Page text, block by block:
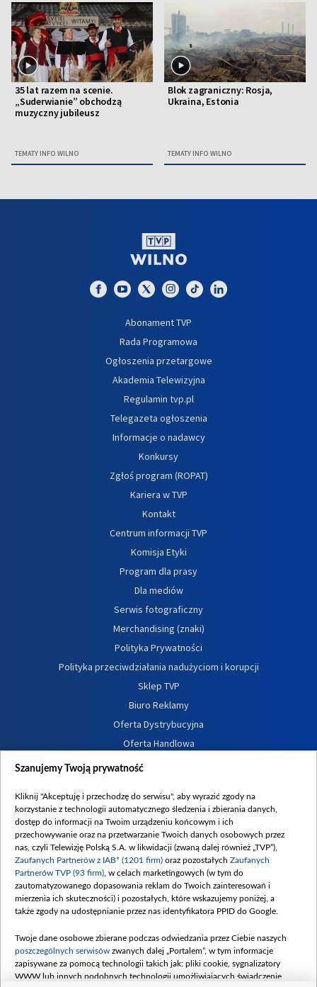
35 lat razem na scenie.
„Suderwianie” obchodzą
muzyczny jubileusz
TEMATY INFO WILNO
Blok zagraniczny: Rosja,
Ukraina, Estonia
TEMATY INFO WILNO
Abonament TVP
Rada Programowa
Ogłoszenia przetargowe
Akademia Telewizyjna
Regulamin tvp.pl
Telegazeta ogłoszenia
Informacje o nadawcy
Konkursy
Zgłoś program (ROPAT)
Kariera w TVP
Kontakt
Centrum informacji TVP
Komisja Etyki
Program dla prasy
Dla mediów
Serwis fotograficzny
Merchandising (znaki)
Polityka Prywatności
Polityka przeciwdziałania nadużyciom i korupcji
Sklep TVP
Biuro Reklamy
Oferta Dystrybucyjna
Oferta Handlowa
Dostępność
Procedura zgłoszeń wewnętrznych
Szanujemy Twoją prywatność
Kliknij "Akceptuję i przechodzę do serwisu", aby wyrazić zgody na
korzystanie z technologii automatycznego śledzenia i zbierania danych,
dostęp do informacji na Twoim urządzeniu końcowym i ich
przechowywanie oraz na przetwarzanie Twoich danych osobowych przez
nas, czyli Telewizję Polską S.A. w likwidacji (zwaną dalej również „TVP”),
Zaufanych Partnerów z IAB* (1201 firm) oraz pozostałych Zaufanych
Partnerów TVP (93 firm) , w celach marketingowych (w tym do
zautomatyzowanego dopasowania reklam do Twoich zainteresowań i
mierzenia ich skuteczności) i pozostałych, które wskazujemy poniżej, a
także zgody na udostępnianie przez nas identyfikatora PPID do Google.
Twoje dane osobowe zbierane podczas odwiedzania przez Ciebie naszych
poszczególnych serwisów zwanych dalej „Portalem”, w tym informacje
zapisywane za pomocą technologii takich jak: pliki cookie, sygnalizatory
WWW lub innych podobnych technologii umożliwiających świadczenie